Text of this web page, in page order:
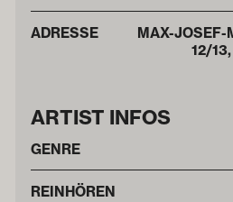
ADRESSE
MAX-JOSEF-
2/13,
ARTIST INFOS
GENRE
REINHÖREN